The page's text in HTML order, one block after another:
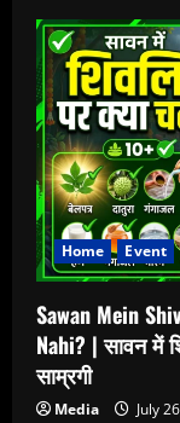
Home Event
Sawan Mein
Nahi? | सावन में
साम्रगी
Media July